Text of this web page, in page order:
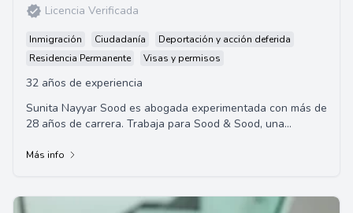
Licencia Verificada
Inmigración Ciudadanía
Deportación y acción deferida
Residencia Permanente
Visas y permisos
32 años de experiencia
Sunita Nayyar Sood es abogada experimentada con más de
28 años de carrera. Trabaja para Sood & Sood, una
Más info